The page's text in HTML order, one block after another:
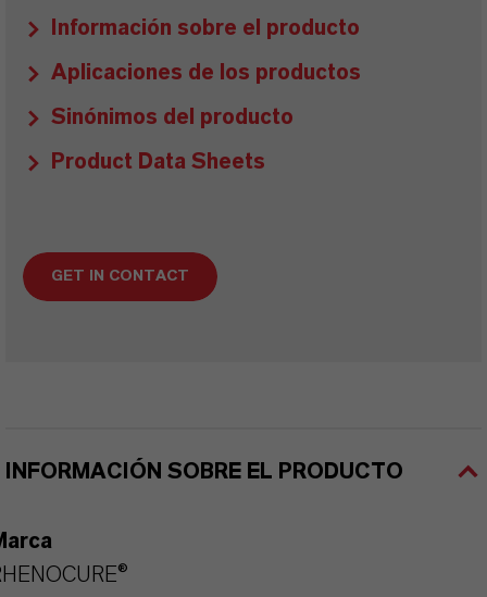
Información sobre el producto
Aplicaciones de los productos
Sinónimos del producto
Product Data Sheets
GET IN CONTACT
INFORMACIÓN SOBRE EL PRODUCTO